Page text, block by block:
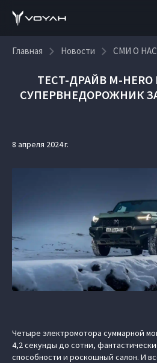
Главная Новости СМИ О НАС
ТЕСТ-ДРАЙВ M-
СУПЕРВНЕДОРОЖНИК
8 апреля 2024 г.
Четыре электромотора суммарной
4,2 секунды до сотни,
способности и роскошный салон. И